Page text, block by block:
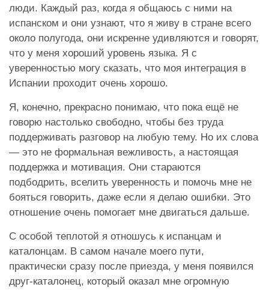
люди. Каждый раз, когда я общаюсь с ними на
испанском и они узнают, что я живу в стране всего
около полугода, они искренне удивляются и говорят,
что у меня хороший уровень языка. Я с
уверенностью могу сказать, что моя интеграция в
Испании проходит очень хорошо.
Я, конечно, прекрасно понимаю, что пока ещё не
говорю настолько свободно, чтобы без труда
поддерживать разговор на любую тему. Но их слова
— это не формальная вежливость, а настоящая
поддержка и мотивация. Они стараются
подбодрить, вселить уверенность и помочь мне не
бояться говорить, даже если я делаю ошибки. Это
отношение очень помогает мне двигаться дальше.
С особой теплотой я отношусь к испанцам и
каталонцам. В самом начале моего пути,
практически сразу после приезда, у меня появился
друг-каталонец, который оказал мне огромную